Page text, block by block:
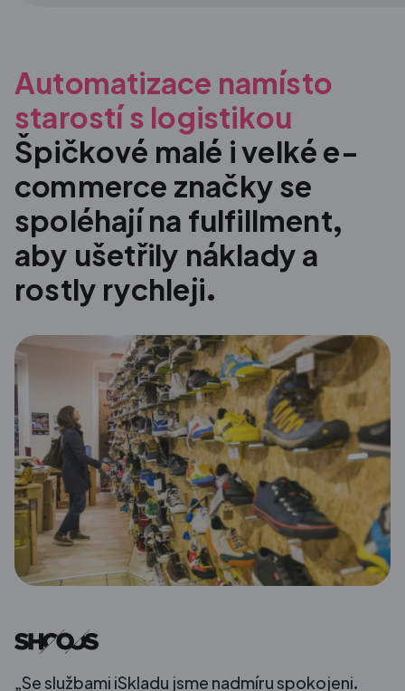
Automatizace namísto
starostí s logistikou
Špičkové malé i velké e-
commerce značky se
spoléhají na fulfillment,
aby ušetřily náklady a
rostly rychleji.
„Se službami iSkladu jsme nadmíru spokojeni.